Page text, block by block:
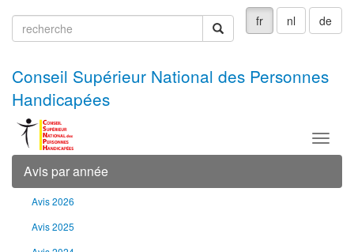
fr nl de
recherche
Conseil Supérieur National des Personnes
Handicapées
Menu
Avis par année
Avis 2026
Avis 2025